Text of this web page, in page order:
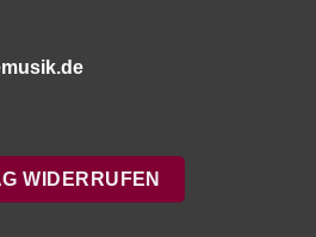
WIDERRUFEN